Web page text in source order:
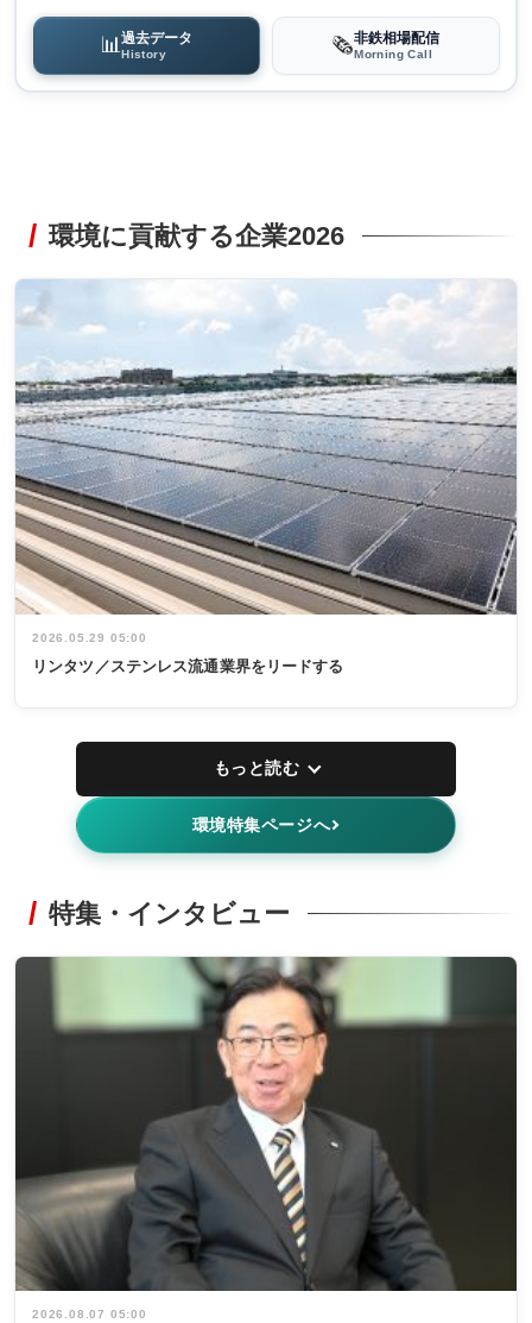
📊過去データ
History 🗞️非鉄相場配信
Morning Call
環境に貢献する企業2026
2026.05.29 05:00
リンタツ／ステンレス流通業界をリードする
もっと読む
環境特集ページへ
特集・インタビュー
2026.08.07 05:00